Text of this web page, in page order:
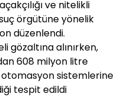
ve nitelikli
örgütüne yönelik
düzenlendi.
gözaltına alınırken,
608 milyon litre
otomasyon sistemlerine
tespit edildi